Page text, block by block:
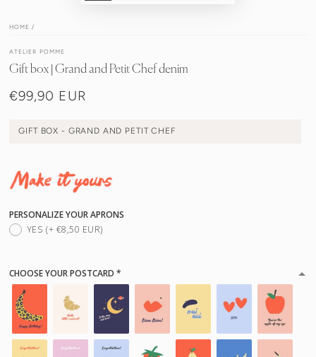
HOME /
ATELIER POMME
Gift box | Grand and Petit Chef denim
Normale
€99,90 EUR
GIFT BOX - GRAND AND PETIT CHEF
PERSONALIZE YOUR APRONS
YES (+ €8,50 EUR)
CHOOSE YOUR POSTCARD